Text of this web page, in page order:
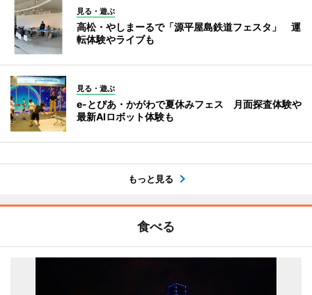
見る・遊ぶ
高松・やしまーるで「源平屋島鉄道フェスタ」 運
転体験やライブも
見る・遊ぶ
e-とぴあ・かがわで夏休みフェス 月面探査体験や
最新AIロボット体験も
もっと見る
食べる